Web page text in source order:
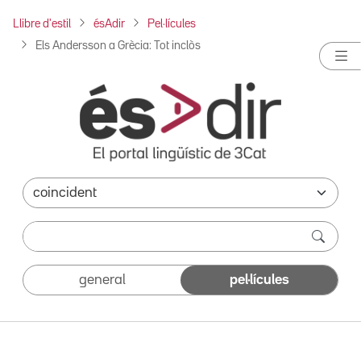
Llibre d'estil ésAdir Pel·lícules
Els Andersson a Grècia: Tot inclòs
general pel·lícules